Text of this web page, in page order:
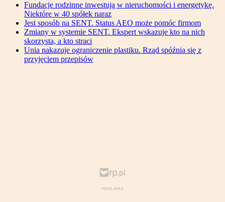
Fundacje rodzinne inwestują w nieruchomości i energetykę.
Niektóre w 40 spółek naraz
Jest sposób na SENT. Status AEO może pomóc firmom
Zmiany w systemie SENT. Ekspert wskazuje kto na nich
skorzysta, a kto straci
Unia nakazuje ograniczenie plastiku. Rząd spóźnia się z
przyjęciem przepisów